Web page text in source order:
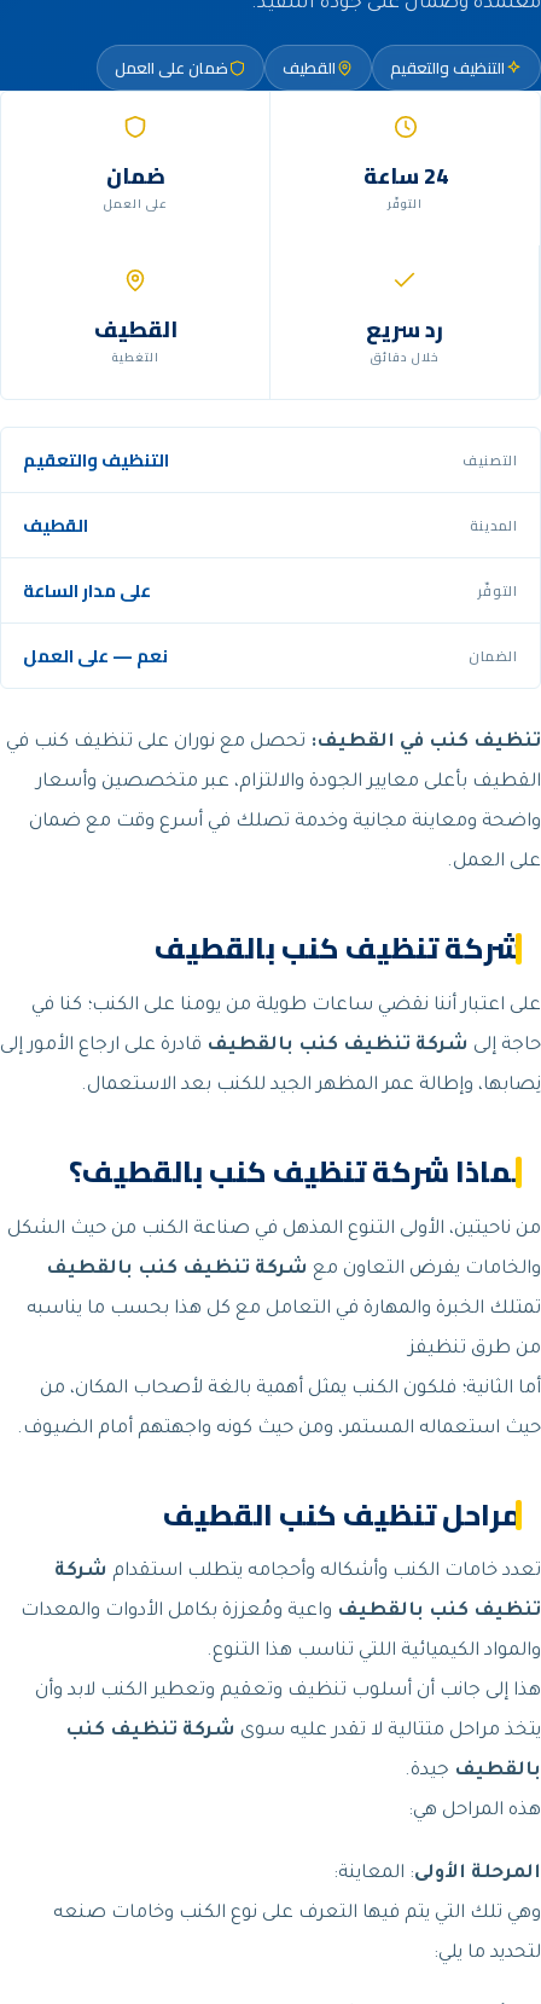
معتمدة وضمان على جودة التنفيذ.
التنظيف والتعقيم القطيف ضمان على العمل
24 ساعة
التوفّر
ضمان
على العمل
رد سريع
خلال دقائق
القطيف
التغطية
التصنيف التنظيف والتعقيم
المدينة القطيف
التوفّر على مدار الساعة
الضمان نعم — على العمل
تنظيف كنب في القطيف: تحصل مع نوران على تنظيف كنب في
القطيف بأعلى معايير الجودة والالتزام، عبر متخصصين وأسعار
واضحة ومعاينة مجانية وخدمة تصلك في أسرع وقت مع ضمان
على العمل.
شركة تنظيف كنب بالقطيف
على اعتبار أننا نقضي ساعات طويلة من يومنا على الكنب؛ كنا في
حاجة إلى شركة تنظيف كنب بالقطيف قادرة على ارجاع الأمور إلى
نِصابها، وإطالة عمر المظهر الجيد للكنب بعد الاستعمال.
لماذا شركة تنظيف كنب بالقطيف؟
من ناحيتين، الأولى التنوع المذهل في صناعة الكنب من حيث الشكل
والخامات يفرض التعاون مع شركة تنظيف كنب بالقطيف
تمتلك الخبرة والمهارة في التعامل مع كل هذا بحسب ما يناسبه
من طرق تنظيفز
أما الثانية؛ فلكون الكنب يمثل أهمية بالغة لأصحاب المكان، من
حيث استعماله المستمر، ومن حيث كونه واجهتهم أمام الضيوف.
مراحل تنظيف كنب القطيف
تعدد خامات الكنب وأشكاله وأحجامه يتطلب استقدام شركة
تنظيف كنب بالقطيف واعية ومُعززة بكامل الأدوات والمعدات
والمواد الكيميائية اللتي تناسب هذا التنوع.
هذا إلى جانب أن أسلوب تنظيف وتعقيم وتعطير الكنب لابد وأن
يتخذ مراحل متتالية لا تقدر عليه سوى شركة تنظيف كنب
بالقطيف جيدة.
هذه المراحل هي:
المرحلة الأولى: المعاينة:
وهي تلك التي يتم فيها التعرف على نوع الكنب وخامات صنعه
لتحديد ما يلي: